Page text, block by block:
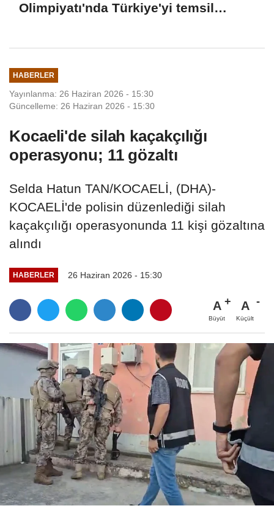
Olimpiyatı'nda Türkiye'yi temsil
HABERLER
Yayınlanma: 26 Haziran 2026 - 15:30
Güncelleme: 26 Haziran 2026 - 15:30
Kocaeli'de silah kaçakçılığı
operasyonu; 11 gözaltı
Selda Hatun TAN/KOCAELİ, (DHA)-
KOCAELİ'de polisin düzenlediği silah
kaçakçılığı operasyonunda 11 kişi gözaltına
alındı
HABERLER 26 Haziran 2026 - 15:30
A
Büyüt
A
Küçült